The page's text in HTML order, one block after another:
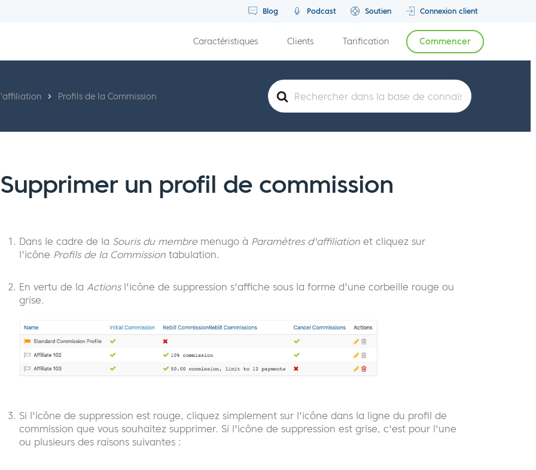
Blog Podcast Soutien Connexion client
Caractéristiques Clients Tarification Commencer
Rechercher
Profils de la Commission
Supprimer un profil de commission
Dans le cadre de la Souris du membremenugo à Paramètres d'affiliationet cliquez sur
l'icône Profils de la Commissiontabulation.
En vertu de la Actionsl'icône de suppression s'affiche sous la forme d'une corbeille rouge ou
grise.
Si l'icône de suppression est rouge, cliquez simplement sur l'icône dans la ligne du profil de
commission que vous souhaitez supprimer. Si l'icône de suppression est grise, c'est pour l'une
ou plusieurs des raisons suivantes :